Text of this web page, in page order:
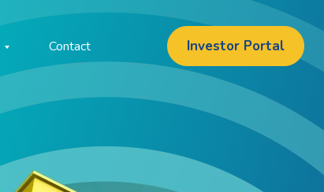
Contact Investor Portal